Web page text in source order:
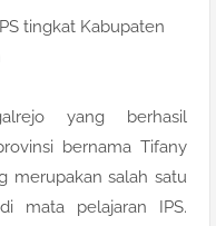
tingkat Kabupaten
yang berhasil
bernama Tifany
merupakan salah satu
mata pelajaran IPS.